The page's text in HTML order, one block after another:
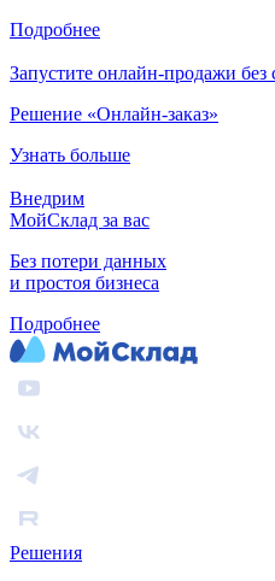
Подробнее
Запустите онлайн-продажи без
Решение «Онлайн-заказ»
Узнать больше
Внедрим
МойСклад за вас
Без потери данных
и простоя бизнеса
Подробнее
Решения